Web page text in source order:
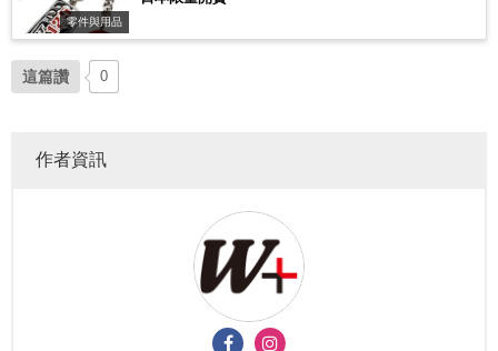
零件與用品
這篇讚 0
作者資訊